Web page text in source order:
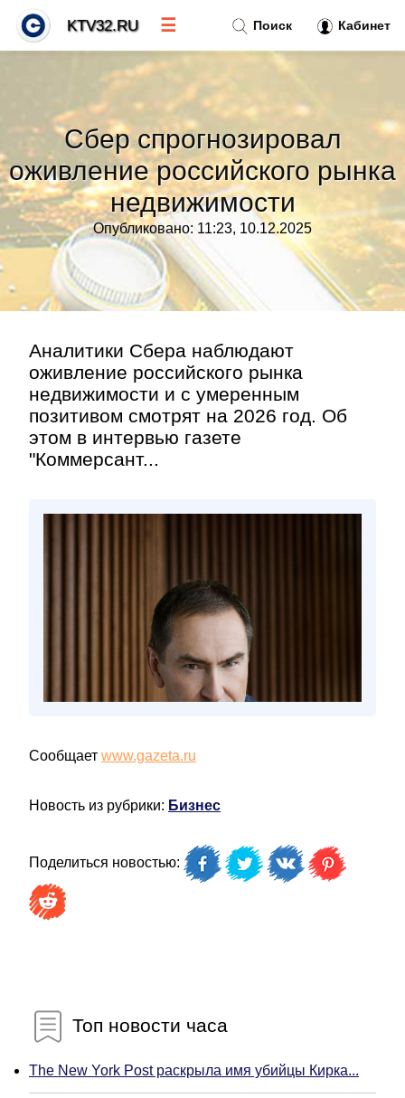
Сбер спрогнозировал
оживление российского рынка
недвижимости
Опубликовано: 11:23, 10.12.2025
Аналитики Сбера наблюдают
оживление российского рынка
недвижимости и с умеренным
позитивом смотрят на 2026 год. Об
этом в интервью газете
"Коммерсант...
Сообщает www.gazeta.ru
Новость из рубрики: Бизнес
Поделиться новостью:
Топ новости часа
The New York Post раскрыла имя убийцы Кирка...
Поиск Кабинет
KTV32.RU ☰
Тренды новостей»
Рубрики»
Правила
Контакт»